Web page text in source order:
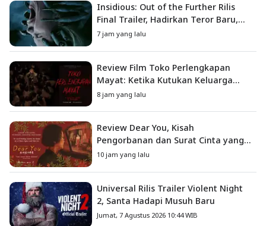
Insidious: Out of the Further Rilis
Final Trailer, Hadirkan Teror Baru,
Iblis Kini Masuk ke Dunia Manusia
7 jam yang lalu
Review Film Toko Perlengkapan
Mayat: Ketika Kutukan Keluarga
Menjadi Sumber Teror yang
8 jam yang lalu
Review Dear You, Kisah
Pengorbanan dan Surat Cinta yang
Menyentuh Hati
10 jam yang lalu
Universal Rilis Trailer Violent Night
2, Santa Hadapi Musuh Baru
Jumat, 7 Agustus 2026 10:44 WIB